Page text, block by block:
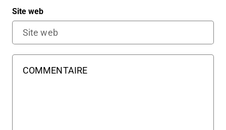
Site web